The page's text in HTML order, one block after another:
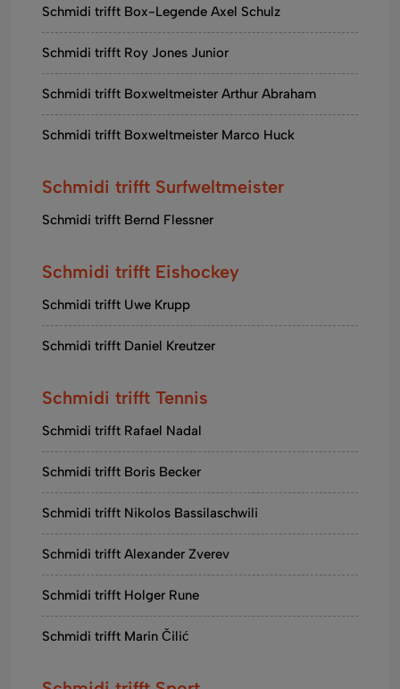
Schmidi trifft Box-Legende Axel Schulz
Schmidi trifft Roy Jones Junior
Schmidi trifft Boxweltmeister Arthur Abraham
Schmidi trifft Boxweltmeister Marco Huck
Schmidi trifft Surfweltmeister
Schmidi trifft Bernd Flessner
Schmidi trifft Eishockey
Schmidi trifft Uwe Krupp
Schmidi trifft Daniel Kreutzer
Schmidi trifft Tennis
Schmidi trifft Rafael Nadal
Schmidi trifft Boris Becker
Schmidi trifft Nikolos Bassilaschwili
Schmidi trifft Alexander Zverev
Schmidi trifft Holger Rune
Schmidi trifft Marin Čilić